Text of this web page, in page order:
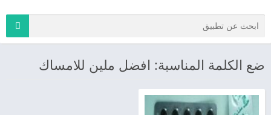
ضع الكلمة المناسبة: افضل ملين للامساك